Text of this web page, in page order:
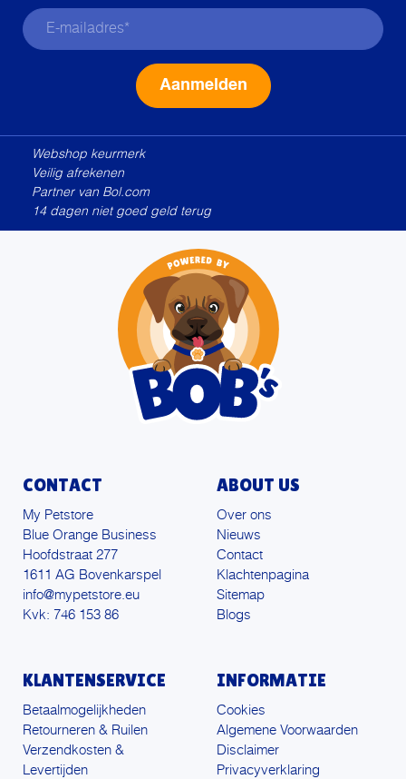
Webshop keurmerk
Veilig afrekenen
Partner van Bol.com
14 dagen niet goed geld terug
CONTACT
My Petstore
Blue Orange Business
Hoofdstraat 277
1611 AG Bovenkarspel
info@mypetstore.eu
Kvk: 746 153 86
ABOUT US
Over ons
Nieuws
Contact
Klachtenpagina
Sitemap
Blogs
KLANTENSERVICE
Betaalmogelijkheden
Retourneren & Ruilen
Verzendkosten &
Levertijden
INFORMATIE
Cookies
Algemene Voorwaarden
Disclaimer
Privacyverklaring